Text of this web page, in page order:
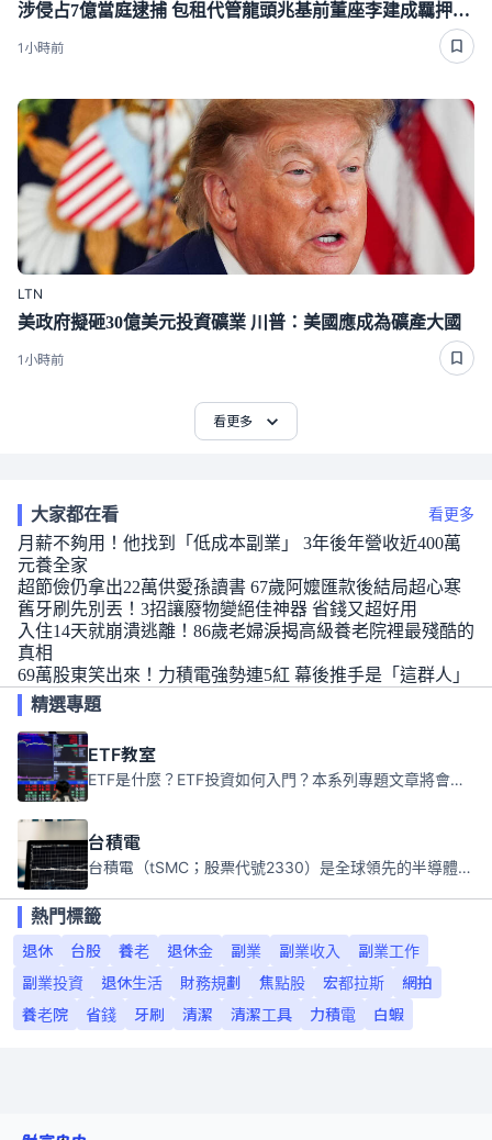
涉侵占7億當庭逮捕 包租代管龍頭兆基前董座李建成羈押禁見
1小時前
LTN
美政府擬砸30億美元投資礦業 川普：美國應成為礦產大國
1小時前
看更多
大家都在看 看更多
月薪不夠用！他找到「低成本副業」 3年後年營收近400萬
元養全家
超節儉仍拿出22萬供愛孫讀書 67歲阿嬤匯款後結局超心寒
舊牙刷先別丟！3招讓廢物變絕佳神器 省錢又超好用
入住14天就崩潰逃離！86歲老婦淚揭高級養老院裡最殘酷的
真相
69萬股東笑出來！力積電強勢連5紅 幕後推手是「這群人」
精選專題
ETF教室
ETF是什麼？ETF投資如何入門？本系列專題文章將會告訴你新手必須知道的ETF基礎知識。
台積電
台積電（tSMC；股票代號2330）是全球領先的半導體代工公司，成立於1987年，總部位於台灣新竹。且已於美國、日本、德國及中國設廠，台積電是全球首家專業積體電路製造服務公司，也是全球最先進和最大規模的半導體代工廠。
熱門標籤
退休
台股 養老 退休金 副業 副業收入
副業工作
副業投資
退休生活 財務規劃 焦點股 宏都拉斯
網拍
養老院
省錢 牙刷 清潔 清潔工具 力積電 白蝦